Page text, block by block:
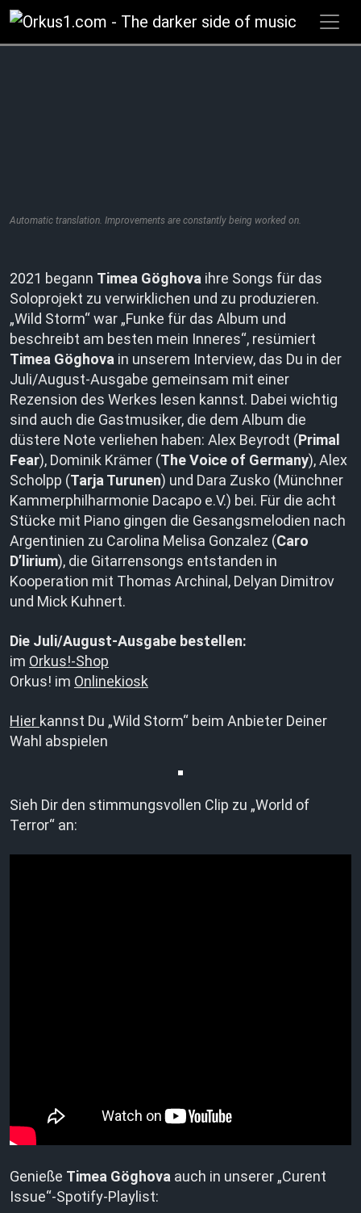
Zum
Inhalt
springen
Automatic translation. Improvements are constantly being worked on.
2021 begann Timea Göghova ihre Songs für das
Soloprojekt zu verwirklichen und zu produzieren.
„Wild Storm“ war „Funke für das Album und
beschreibt am besten mein Inneres“, resümiert
Timea Göghova in unserem Interview, das Du in der
Juli/August-Ausgabe gemeinsam mit einer
Rezension des Werkes lesen kannst. Dabei wichtig
sind auch die Gastmusiker, die dem Album die
düstere Note verliehen haben: Alex Beyrodt (Primal
Fear), Dominik Krämer (The Voice of Germany), Alex
Scholpp (Tarja Turunen) und Dara Zusko (Münchner
Kammerphilharmonie Dacapo e.V.) bei. Für die acht
Stücke mit Piano gingen die Gesangsmelodien nach
Argentinien zu Carolina Melisa Gonzalez (Caro
D’lirium), die Gitarrensongs entstanden in
Kooperation mit Thomas Archinal, Delyan Dimitrov
und Mick Kuhnert.
Die Juli/August-Ausgabe bestellen:
im Orkus!-Shop
Orkus! im Onlinekiosk
Hier kannst Du „Wild Storm“ beim Anbieter Deiner
Wahl abspielen
Sieh Dir den stimmungsvollen Clip zu „World of
Terror“ an:
Genieße Timea Göghova auch in unserer „Curent
Issue“-Spotify-Playlist: